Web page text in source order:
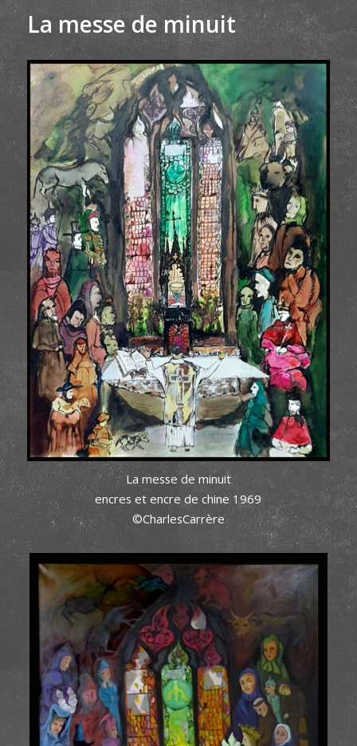
La messe de minuit
La messe de minuit
encres et encre de chine 1969
©CharlesCarrère